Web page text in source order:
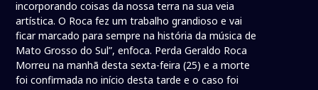
incorporando coisas da nossa terra na sua veia
artística. O Roca fez um trabalho grandioso e vai
ficar marcado para sempre na história da música de
Mato Grosso do Sul”, enfoca. Perda Geraldo Roca
Morreu na manhã desta sexta-feira (25) e a morte
foi confirmada no início desta tarde e o caso foi